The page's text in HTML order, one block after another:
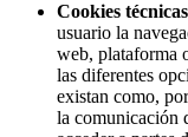
Cookies técnicas
usuario la
web, plataforma
las diferentes
existan como,
la comunicación